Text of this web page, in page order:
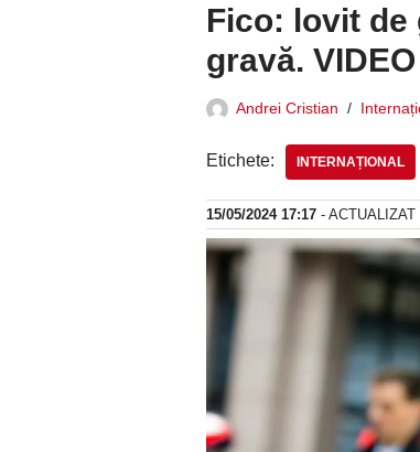
Fico: lovit de
gravă. VIDEO
Andrei Cristian
Etichete: INTERNAȚIONAL
15/05/2024 17:17 - ACTUALIZAT